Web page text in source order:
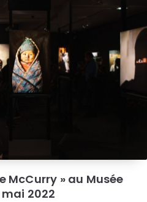
McCurry » au Musée
2022